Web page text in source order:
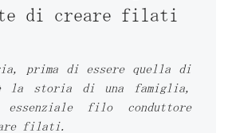
di creare filati
prima di essere quella di
la storia di una famiglia,
essenziale filo conduttore
filati.